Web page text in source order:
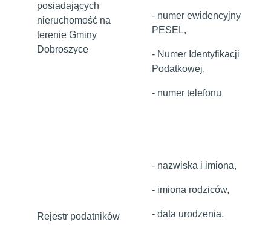
posiadających
nieruchomość na
terenie Gminy
Dobroszyce
- numer ewidencyjny
PESEL,
- Numer Identyfikacji
Podatkowej,
- numer telefonu
Rejestr podatników
- nazwiska i imiona,
- imiona rodziców,
- data urodzenia,